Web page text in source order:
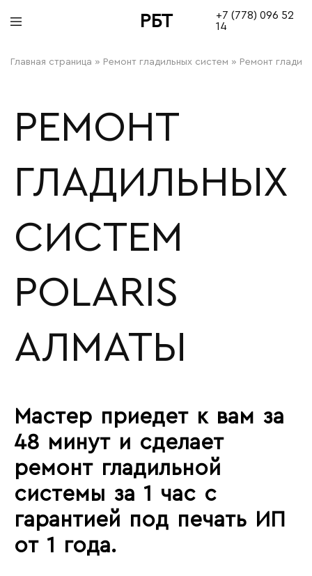
РБТ
+7 (778) 096 52
14
Главная страница » Ремонт гладильных систем » Ремонт
РЕМОНТ
ГЛАДИЛЬНЫХ
СИСТЕМ
POLARIS
АЛМАТЫ
Мастер приедет к вам за
48 минут и сделает
ремонт гладильной
системы за 1 час с
гарантией под печать ИП
от 1 года.